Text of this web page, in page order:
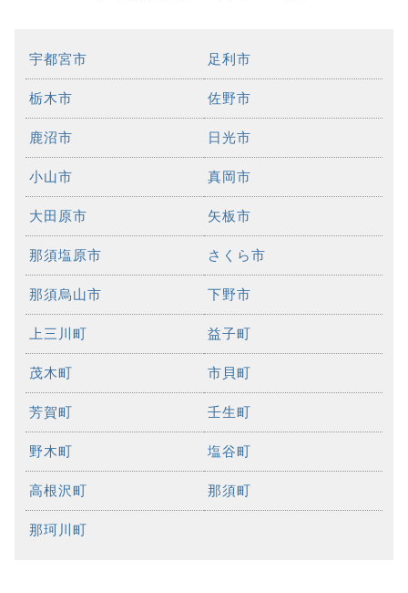
宇都宮市 足利市
栃木市 佐野市
鹿沼市 日光市
小山市 真岡市
大田原市 矢板市
那須塩原市 さくら市
那須烏山市 下野市
上三川町 益子町
茂木町 市貝町
芳賀町 壬生町
野木町 塩谷町
高根沢町 那須町
那珂川町